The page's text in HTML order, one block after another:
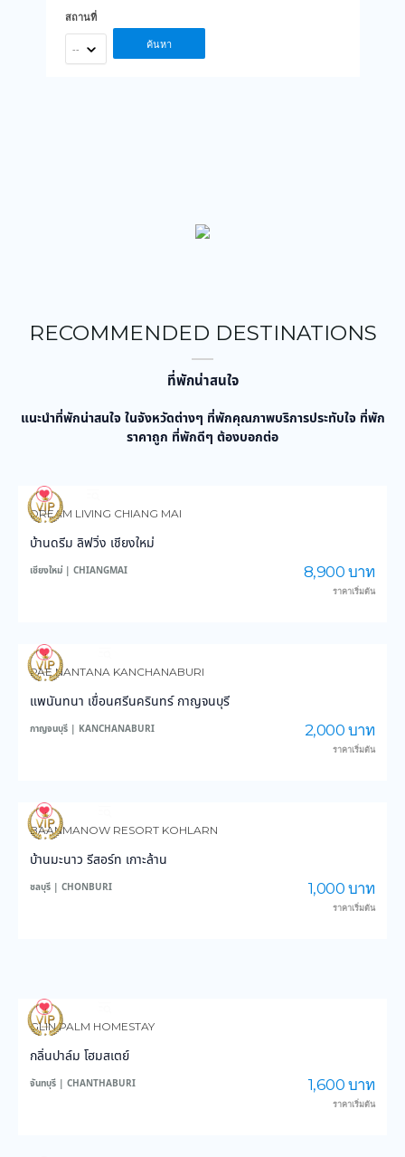
สถานที่
-- ค้นหา
RECOMMENDED DESTINATIONS
ที่พักน่าสนใจ
แนะนำที่พักน่าสนใจ ในจังหวัดต่างๆ ที่พักคุณภาพบริการประทับใจ ที่พัก
ราคาถูก ที่พักดีๆ ต้องบอกต่อ
983
DREAM LIVING CHIANG MAI
บ้านดรีม ลิฟวิ่ง เชียงใหม่
เชียงใหม่ | CHIANGMAI 8,900 บาท
ราคาเริ่มต้น
3,883
PAE NANTANA KANCHANABURI
แพนันทนา เขื่อนศรีนครินทร์ กาญจนบุรี
กาญจนบุรี | KANCHANABURI 2,000 บาท
ราคาเริ่มต้น
4,086
BAANMANOW RESORT KOHLARN
บ้านมะนาว รีสอร์ท เกาะล้าน
ชลบุรี | CHONBURI 1,000 บาท
ราคาเริ่มต้น
3,780
GLIN PALM HOMESTAY
กลิ่นปาล์ม โฮมสเตย์
จันทบุรี | CHANTHABURI 1,600 บาท
ราคาเริ่มต้น